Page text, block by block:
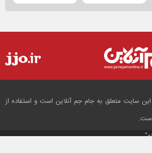
سایت متعلق به جام جم آنلاین است و استفاده از
است.